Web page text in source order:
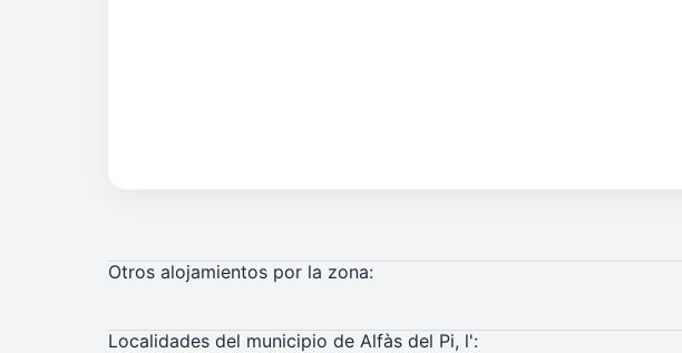
Otros alojamientos por la zona:
Localidades del municipio de Alfàs del Pi, l':